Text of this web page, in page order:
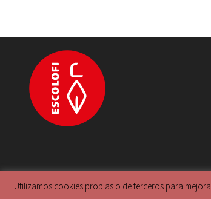
Utilizamos cookies propias o de terceros para